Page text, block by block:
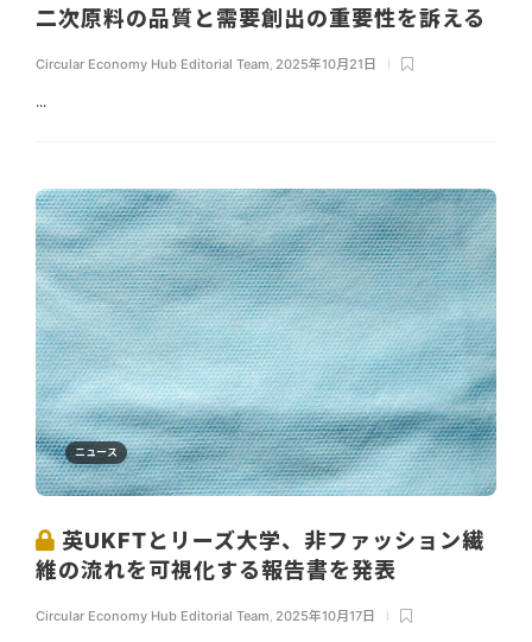
二次原料の品質と需要創出の重要性を訴える
Circular Economy Hub Editorial Team 2025年10月21日
...
ニュース
英UKFTとリーズ大学、非ファッション繊
維の流れを可視化する報告書を発表
Circular Economy Hub Editorial Team 2025年10月17日